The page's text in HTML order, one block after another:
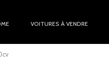
VOITURES À VENDRE